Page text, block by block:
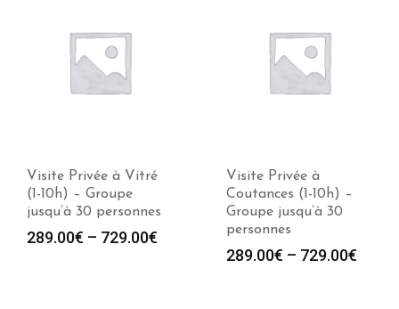
Visite Privée à Vitré
(1-10h) – Groupe
jusqu’à 30 personnes
289.00€ – 729.00€
Visite Privée à
Coutances (1-10h) –
Groupe jusqu’à 30
personnes
289.00€ – 729.00€